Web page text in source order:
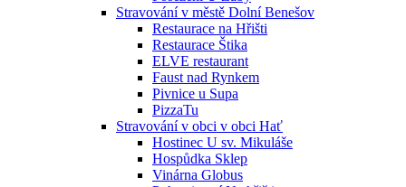
Stravování v městě Dolní Benešov
Restaurace na Hřišti
Restaurace Štika
ELVE restaurant
Faust nad Rynkem
Pivnice u Supa
PizzaTu
Stravování v obci v obci Hať
Hostinec U sv. Mikuláše
Hospůdka Sklep
Vinárna Globus